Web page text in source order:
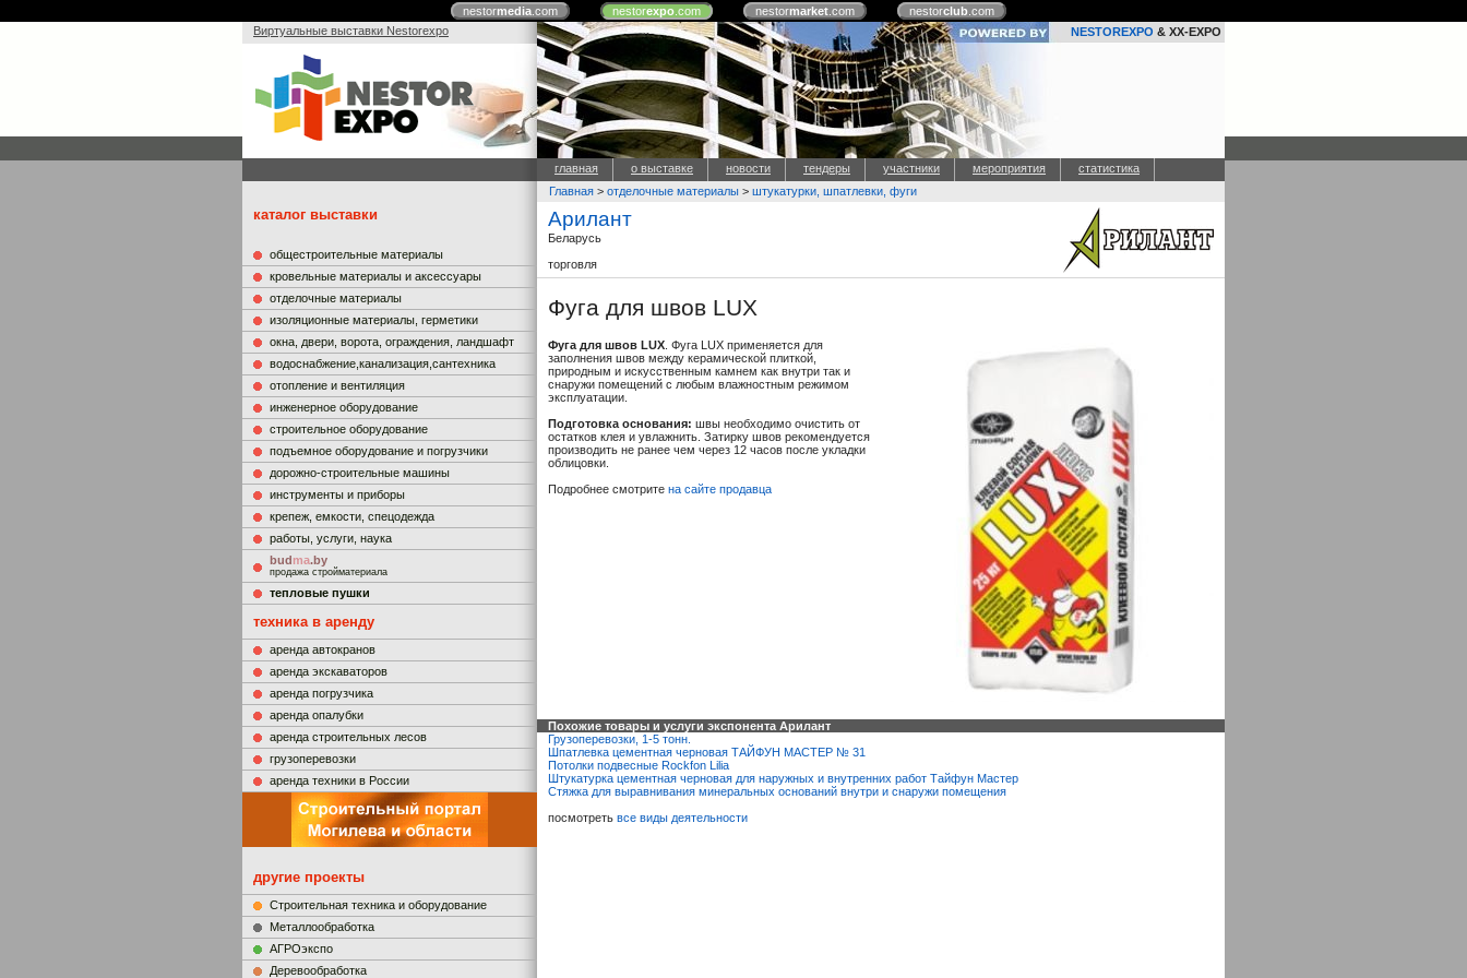
nestormedia.com nestorexpo.com nestormarket.com nestorclub.com
Виртуальные выставки Nestorexpo
NESTOREXPO & XX-EXPO
главная о выставке новости тендеры участники мероприятия статистика
каталог выставки
общестроительные материалы
кровельные материалы и аксессуары
отделочные материалы
изоляционные материалы, герметики
окна, двери, ворота, ограждения, ландшафт
водоснабжение,канализация,сантехника
отопление и вентиляция
инженерное оборудование
строительное оборудование
подъемное оборудование и погрузчики
дорожно-строительные машины
инструменты и приборы
крепеж, емкости, спецодежда
работы, услуги, наука
budma.by
продажа стройматериала
тепловые пушки
техника в аренду
аренда автокранов
аренда экскаваторов
аренда погрузчика
аренда опалубки
аренда строительных лесов
грузоперевозки
аренда техники в России
другие проекты
Строительная техника и оборудование
Металлообработка
АГРОэкспо
Деревообработка
Главная > отделочные материалы > штукатурки, шпатлевки, фуги
Арилант
Беларусь
торговля
Фуга для швов LUX
Фуга для швов LUX . Фуга LUX применяется для
заполнения швов между керамической плиткой,
природным и искусственным камнем как внутри так и
снаружи помещений с любым влажностным режимом
эксплуатации.
Подготовка основания: швы необходимо очистить от
остатков клея и увлажнить. Затирку швов рекомендуется
производить не ранее чем через 12 часов после укладки
облицовки.
Подробнее смотрите на сайте продавца
Похожие товары и услуги экспонента Арилант
Грузоперевозки, 1-5 тонн.
Шпатлевка цементная черновая ТАЙФУН МАСТЕР № 31
Потолки подвесные Rockfon Lilia
Штукатурка цементная черновая для наружных и внутренних работ Тайфун Мастер
Стяжка для выравнивания минеральных оснований внутри и снаружи помещения
посмотреть все виды деятельности